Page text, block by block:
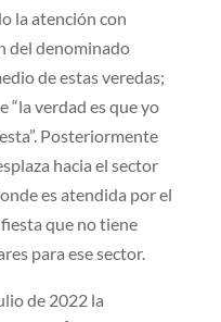
la atención con
del denominado
de estas veredas;
“la verdad es que yo
Posteriormente
hacia el sector
es atendida por el
que no tiene
para ese sector.
de 2022 la